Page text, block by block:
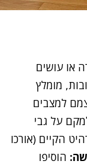
או עושים
מומלץ
למצבים
על גבי
הקיים (אורכו
הוסיפו